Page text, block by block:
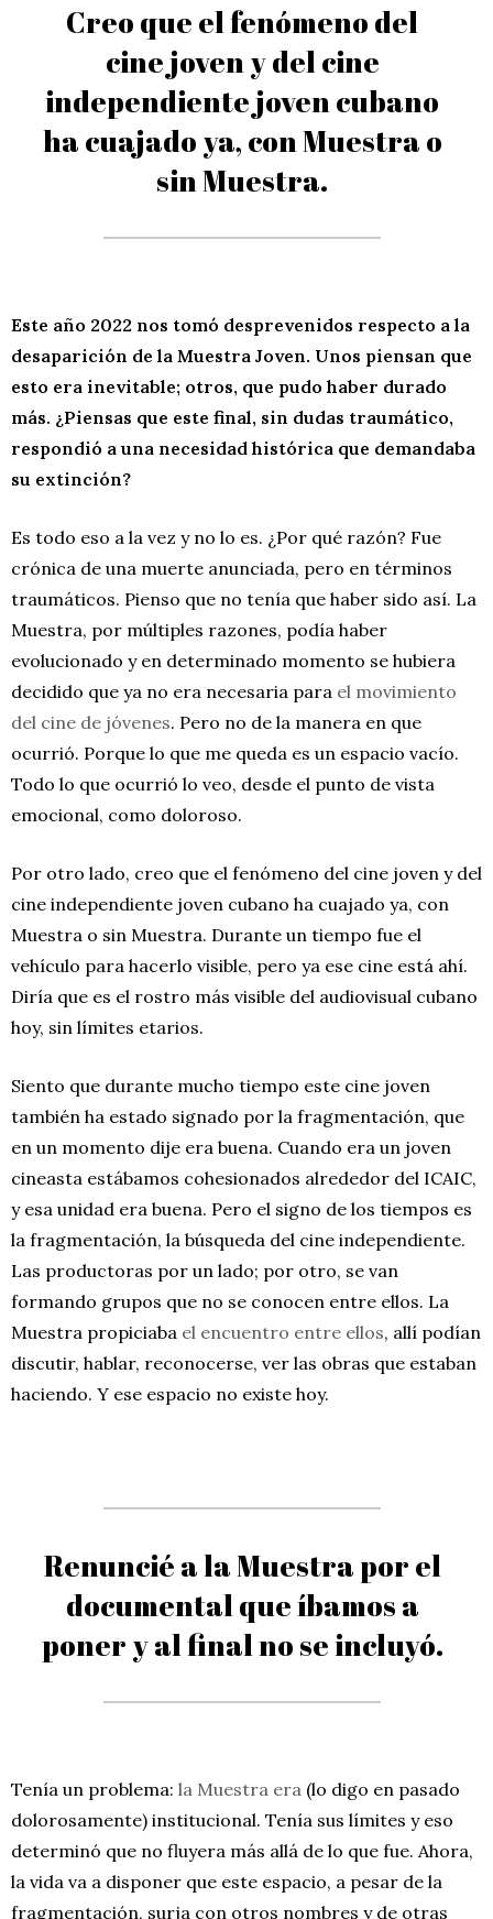
Creo que el fenómeno del
cine joven y del cine
independiente joven cubano
ha cuajado ya, con Muestra o
sin Muestra.
Este año 2022 nos tomó desprevenidos respecto a la
desaparición de la Muestra Joven. Unos piensan que
esto era inevitable; otros, que pudo haber durado
más. ¿Piensas que este final, sin dudas traumático,
respondió a una necesidad histórica que demandaba
su extinción?
Es todo eso a la vez y no lo es. ¿Por qué razón? Fue
crónica de una muerte anunciada, pero en términos
traumáticos. Pienso que no tenía que haber sido así. La
Muestra, por múltiples razones, podía haber
evolucionado y en determinado momento se hubiera
decidido que ya no era necesaria para el movimiento
del cine de jóvenes. Pero no de la manera en que
ocurrió. Porque lo que me queda es un espacio vacío.
Todo lo que ocurrió lo veo, desde el punto de vista
emocional, como doloroso.
Por otro lado, creo que el fenómeno del cine joven y del
cine independiente joven cubano ha cuajado ya, con
Muestra o sin Muestra. Durante un tiempo fue el
vehículo para hacerlo visible, pero ya ese cine está ahí.
Diría que es el rostro más visible del audiovisual cubano
hoy, sin límites etarios.
Siento que durante mucho tiempo este cine joven
también ha estado signado por la fragmentación, que
en un momento dije era buena. Cuando era un joven
cineasta estábamos cohesionados alrededor del ICAIC,
y esa unidad era buena. Pero el signo de los tiempos es
la fragmentación, la búsqueda del cine independiente.
Las productoras por un lado; por otro, se van
formando grupos que no se conocen entre ellos. La
Muestra propiciaba el encuentro entre ellos, allí podían
discutir, hablar, reconocerse, ver las obras que estaban
haciendo. Y ese espacio no existe hoy.
Renuncié a la Muestra por el
documental que íbamos a
poner y al final no se incluyó.
Tenía un problema: la Muestra era (lo digo en pasado
dolorosamente) institucional. Tenía sus límites y eso
determinó que no fluyera más allá de lo que fue. Ahora,
la vida va a disponer que este espacio, a pesar de la
fragmentación, surja con otros nombres y de otras